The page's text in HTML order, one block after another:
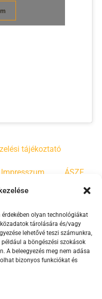
olyan technológiákat
tárolására és/vagy
lehetővé teszi számunkra,
a böngészési szokások
A beleegyezés meg nem adása
bizonyos funkciókat és
tájékoztató
Impresszum ÁSZF
szabályzat